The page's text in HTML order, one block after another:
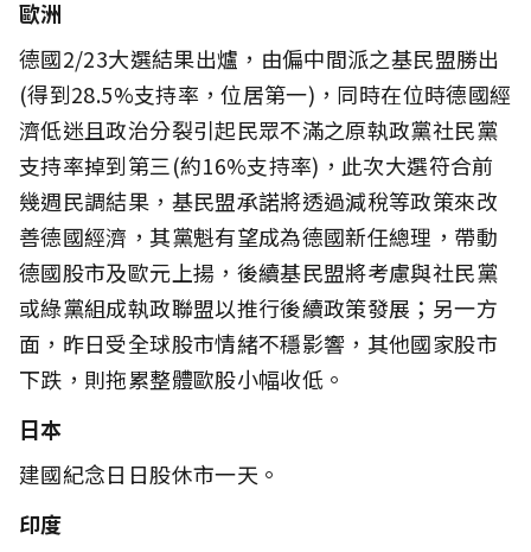
歐洲
德國2/23大選結果出爐，由偏中間派之基民盟勝出
(得到28.5%支持率，位居第一)，同時在位時德國經
濟低迷且政治分裂引起民眾不滿之原執政黨社民黨
支持率掉到第三(約16%支持率)，此次大選符合前
幾週民調結果，基民盟承諾將透過減稅等政策來改
善德國經濟，其黨魁有望成為德國新任總理，帶動
德國股市及歐元上揚，後續基民盟將考慮與社民黨
或綠黨組成執政聯盟以推行後續政策發展；另一方
面，昨日受全球股市情緒不穩影響，其他國家股市
下跌，則拖累整體歐股小幅收低。
日本
建國紀念日日股休市一天。
印度